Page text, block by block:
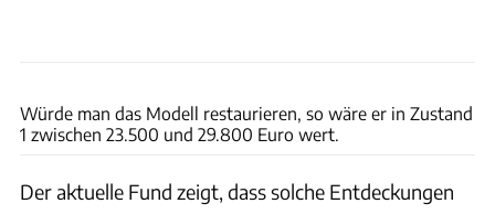
Würde man das Modell restaurieren, so wäre er in Zustand
1 zwischen 23.500 und 29.800 Euro wert.
Der aktuelle Fund zeigt, dass solche Entdeckungen